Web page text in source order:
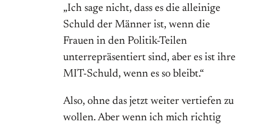
„Ich sage nicht, dass es die alleinige
Schuld der Männer ist, wenn die
Frauen in den Politik-Teilen
unterrepräsentiert sind, aber es ist ihre
MIT-Schuld, wenn es so bleibt.“
Also, ohne das jetzt weiter vertiefen zu
wollen. Aber wenn ich mich richtig